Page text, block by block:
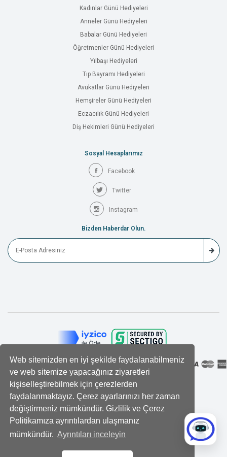
Web sitemizden en iyi şekilde faydalanabilmeniz
ve web sitemize yapacağınız ziyaretleri
kişiselleştirebilmek için çerezlerden
faydalanmaktayız. Çerez ayarlarınızı her zaman
değiştirmeniz mümkündür. Gizlilik ve Çerez
Politikamıza ayrıntılardan ulaşmanız
mümkündür. Ayrıntıları inceleyin
Kadınlar Günü Hediyeleri
Anneler Günü Hediyeleri
Babalar Günü Hediyeleri
Öğretmenler Günü Hediyeleri
Yılbaşı Hediyeleri
Tıp Bayramı Hediyeleri
Avukatlar Günü Hediyeleri
Hemşireler Günü Hediyeleri
Eczacılık Günü Hediyeleri
Diş Hekimleri Günü Hediyeleri
Sosyal Hesaplarımız
Facebook
Twitter
Instagram
Bizden Haberdar Olun.